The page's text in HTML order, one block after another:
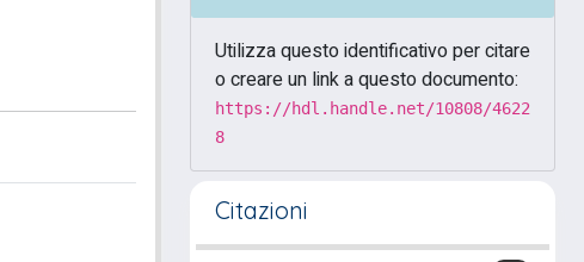
Utilizza questo identificativo per citare
o creare un link a questo documento:
https://hdl.handle.net/10808/4622
8
Citazioni